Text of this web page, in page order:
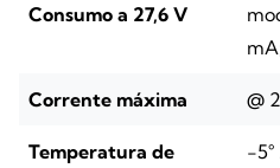
Consumo a 27,6 V
Corrente máxima @
Temperatura de
-5°